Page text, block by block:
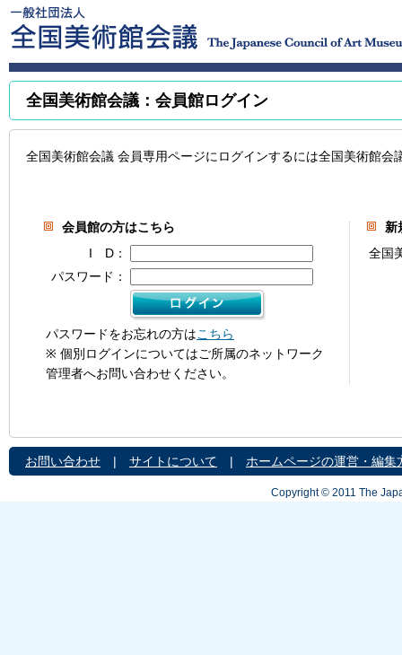
全国美術館会議：会員館ログイン
全国美術館会議 会員専用ページにログインするには全国美術館
会員館の方はこちら
I D：
パスワード：
パスワードをお忘れの方はこちら
※ 個別ログインについてはご所属のネットワーク
管理者へお問い合わせください。
新
全国
お問い合わせ | サイトについて | ホームページの運営・編集
Copyright © 2011 The